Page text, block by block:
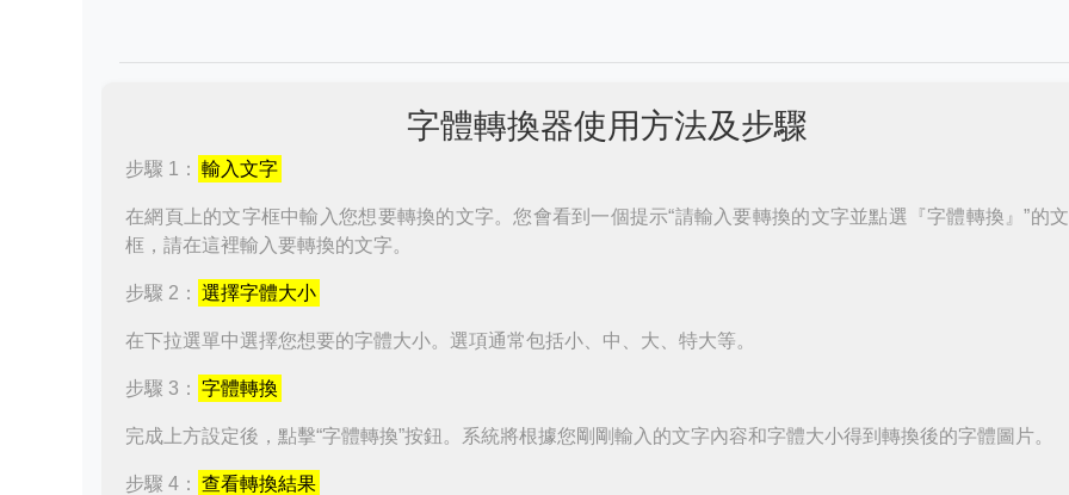
字體轉換器使用方法及步驟
步驟 1： 輸入文字
在網頁上的文字框中輸入您想要轉換的文字。您會看到一個提示“請輸入要轉換的文字並點選『字體轉換』”的
框，請在這裡輸入要轉換的文字。
步驟 2： 選擇字體大小
在下拉選單中選擇您想要的字體大小。選項通常包括小、中、大、特大等。
步驟 3： 字體轉換
完成上方設定後，點擊“字體轉換”按鈕。系統將根據您剛剛輸入的文字內容和字體大小得到轉換後的字體圖片。
步驟 4： 查看轉換結果